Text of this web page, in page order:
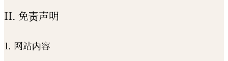
II. 免责声明
1. 网站内容